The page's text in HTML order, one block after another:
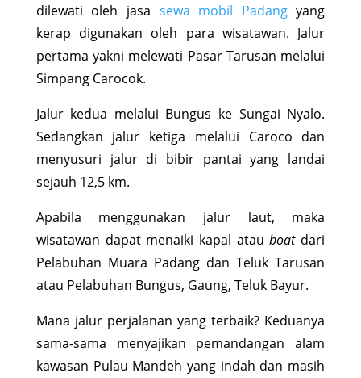
dilewati oleh jasa sewa mobil Padangyang
kerap digunakan oleh para wisatawan. Jalur
pertama yakni melewati Pasar Tarusan melalui
Simpang Carocok.
Jalur kedua melalui Bungus ke Sungai Nyalo.
Sedangkan jalur ketiga melalui Caroco dan
menyusuri jalur di bibir pantai yang landai
sejauh 12,5 km.
Apabila menggunakan jalur laut, maka
wisatawan dapat menaiki kapal atauboatdari
Pelabuhan Muara Padang dan Teluk Tarusan
atau Pelabuhan Bungus, Gaung, Teluk Bayur.
Mana jalur perjalanan yang terbaik? Keduanya
sama-sama menyajikan pemandangan alam
kawasan Pulau Mandeh yang indah dan masih